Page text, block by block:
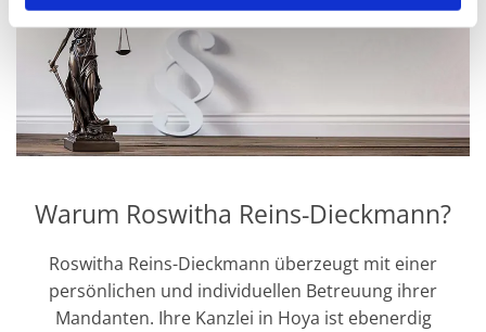
Warum Roswitha Reins-Dieckmann?
Roswitha Reins-Dieckmann überzeugt mit einer
persönlichen und individuellen Betreuung ihrer
Mandanten. Ihre Kanzlei in Hoya ist ebenerdig